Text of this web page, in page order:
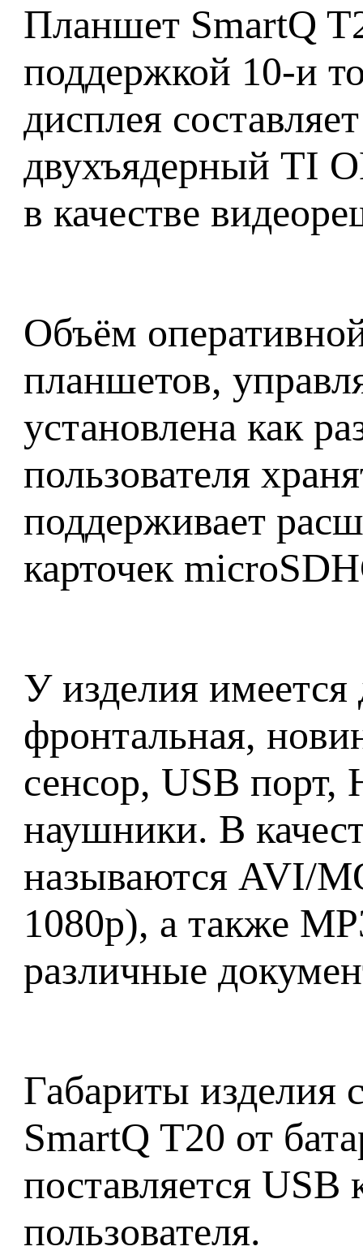
Планшет SmartQ
поддержкой 10-и
дисплея
двухъядерный TI
в качестве
Объём
планшетов,
установлена как
пользователя
поддерживает
карточек
У изделия
фронтальная,
сенсор, USB
наушники. В
называются AVI/
1080p), а также
различные
Габариты изделия
SmartQ T20 от
поставляется USB
пользователя.